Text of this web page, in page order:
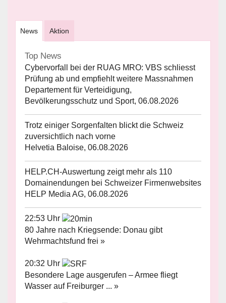
News Aktion
Top News
Cybervorfall bei der RUAG MRO: VBS schliesst
Prüfung ab und empfiehlt weitere Massnahmen
Departement für Verteidigung,
Bevölkerungsschutz und Sport, 06.08.2026
Trotz einiger Sorgenfalten blickt die Schweiz
zuversichtlich nach vorne
Helvetia Baloise, 06.08.2026
HELP.CH-Auswertung zeigt mehr als 110
Domainendungen bei Schweizer Firmenwebsites
HELP Media AG, 06.08.2026
22:53 Uhr
80 Jahre nach Kriegsende: Donau gibt
Wehrmachtsfund frei »
20:32 Uhr
Besondere Lage ausgerufen – Armee fliegt
Wasser auf Freiburger ... »